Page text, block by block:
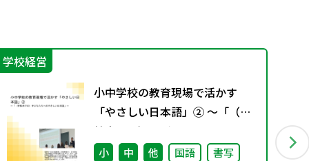
学校経営
小中学校の教育現場で活かす
「やさしい日本語」② ～「（学
校内での）子どもたちへのやさ
しい日本語」～
小 中 他 国語
書写